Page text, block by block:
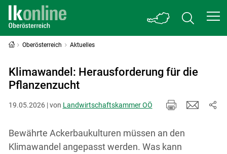
Oberösterreich Aktuelles
Klimawandel: Herausforderung für die
Pflanzenzucht
19.05.2026 | von Landwirtschaftskammer OÖ
Bewährte Ackerbaukulturen müssen an den
Klimawandel angepasst werden. Was kann